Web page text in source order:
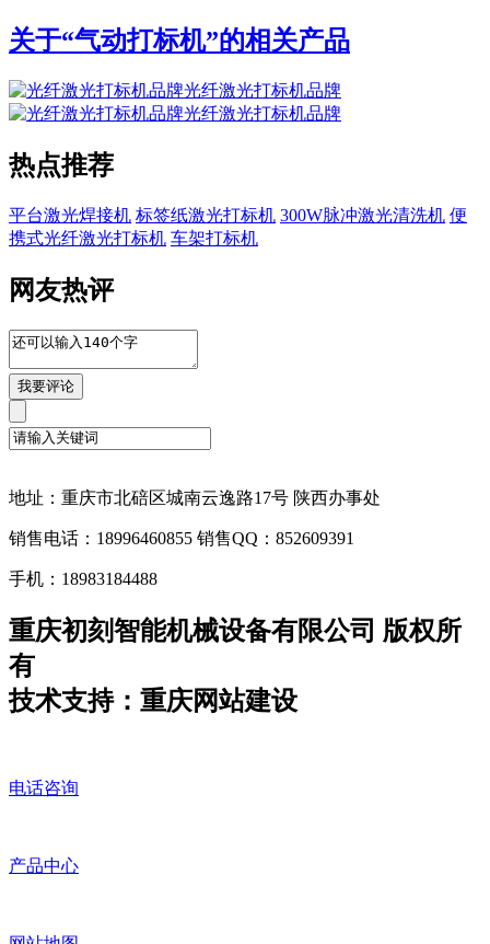
关于“气动打标机”的相关产品
光纤激光打标机品牌
光纤激光打标机品牌
热点推荐
平台激光焊接机 标签纸激光打标机 300W脉冲激光清洗机 便
携式光纤激光打标机 车架打标机
网友热评
地址：重庆市北碚区城南云逸路17号 陕西办事处
销售电话：18996460855 销售QQ：852609391
手机：18983184488
重庆初刻智能机械设备有限公司 版权所
有
技术支持：重庆网站建设
电话咨询
产品中心